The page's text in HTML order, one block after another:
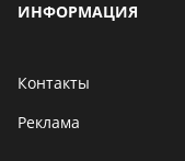
ИНФОРМАЦИЯ
Контакты
Реклама